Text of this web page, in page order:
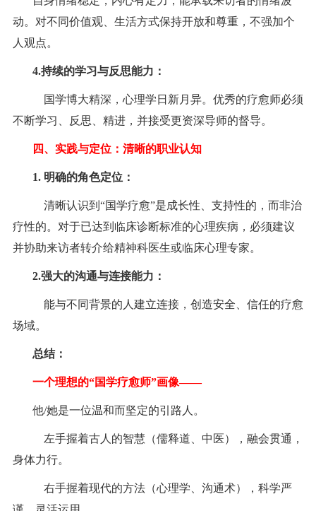
动。对不同价值观、生活方式保持开放和尊重，不强加个
人观点。
4.持续的学习与反思能力：
国学博大精深，心理学日新月异。优秀的疗愈师必须
不断学习、反思、精进，并接受更资深导师的督导。
四、实践与定位：清晰的职业认知
1. 明确的角色定位：
清晰认识到“国学疗愈”是成长性、支持性的，而非治
疗性的。对于已达到临床诊断标准的心理疾病，必须建议
并协助来访者转介给精神科医生或临床心理专家。
2.强大的沟通与连接能力：
能与不同背景的人建立连接，创造安全、信任的疗愈
场域。
总结：
一个理想的“国学疗愈师”画像——
他/她是一位温和而坚定的引路人。
左手握着古人的智慧（儒释道、中医），融会贯通，
身体力行。
右手握着现代的方法（心理学、沟通术），科学严